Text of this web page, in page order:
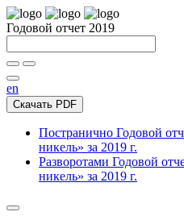
Годовой отчет 2019
en
Скачать PDF
Постранично Годовой
никель» за 2019 г.
Разворотами Годовой
никель» за 2019 г.